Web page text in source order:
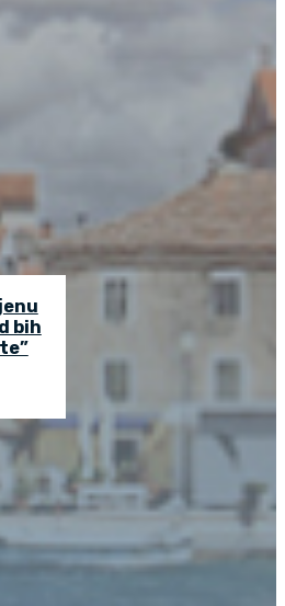
bih